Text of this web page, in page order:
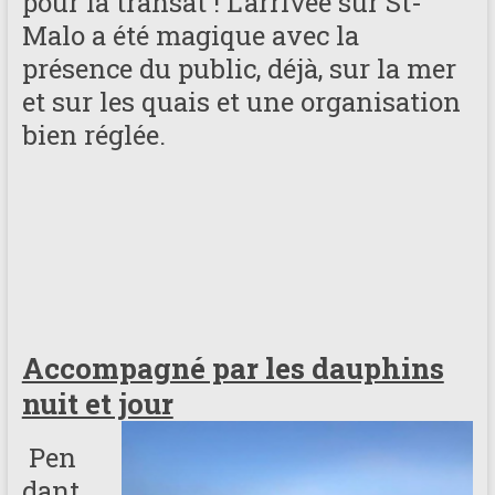
Malo a été magique avec la
présence du public, déjà, sur la mer
et sur les quais et une organisation
bien réglée.
Accompagné par les dauphins
nuit et jour
Pen